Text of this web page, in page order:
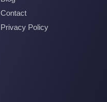
Contact
Privacy Policy